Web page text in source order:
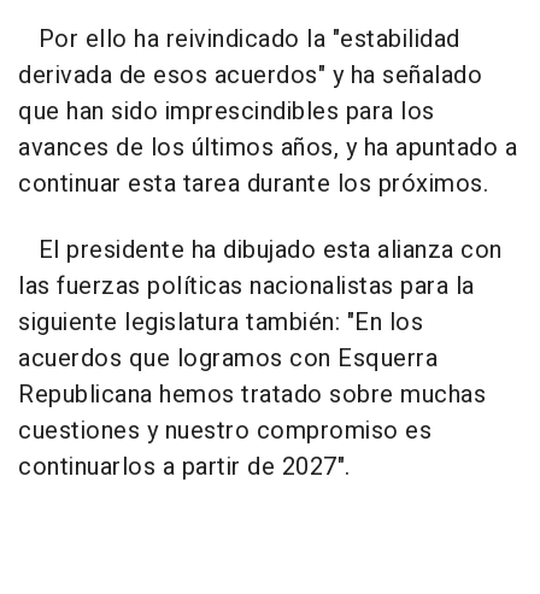
Por ello ha reivindicado la "estabilidad
derivada de esos acuerdos" y ha señalado
que han sido imprescindibles para los
avances de los últimos años, y ha apuntado a
continuar esta tarea durante los próximos.
El presidente ha dibujado esta alianza con
las fuerzas políticas nacionalistas para la
siguiente legislatura también: "En los
acuerdos que logramos con Esquerra
Republicana hemos tratado sobre muchas
cuestiones y nuestro compromiso es
continuarlos a partir de 2027".